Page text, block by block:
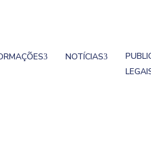
NOTÍCIAS